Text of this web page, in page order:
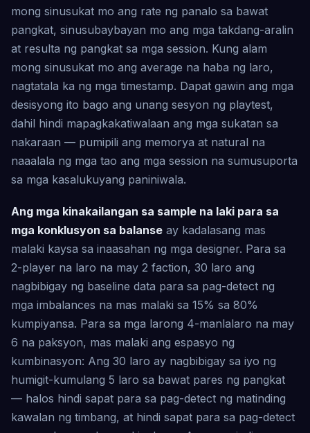
mong sinusukat mo ang rate ng panalo sa bawat
pangkat, sinusubaybayan mo ang mga takdang-aralin
at resulta ng pangkat sa mga session. Kung alam
mong sinusukat mo ang average na haba ng laro,
nagtatala ka ng mga timestamp. Dapat gawin ang mga
desisyong ito bago ang unang sesyon ng playtest,
dahil hindi mapagkakatiwalaan ang mga sukatan sa
nakaraan — pumipili ang memorya at natural na
naaalala ng mga tao ang mga session na sumusuporta
sa mga kasalukuyang paniniwala.
Ang mga kinakailangan sa sample na laki para sa
mga konklusyon sa balanse ay kadalasang mas
malaki kaysa sa inaasahan ng mga designer. Para sa
2-player na laro na may 2 faction, 30 laro ang
nagbibigay ng baseline data para sa pag-detect ng
mga imbalances na mas malaki sa 15% sa 80%
kumpiyansa. Para sa mga larong 4-manlalaro na may
6 na paksyon, mas malaki ang espasyo ng
kumbinasyon: Ang 30 laro ay nagbibigay sa iyo ng
humigit-kumulang 5 laro sa bawat pares ng pangkat
— halos hindi sapat para sa pag-detect ng matinding
kawalan ng timbang, at hindi sapat para sa pag-detect